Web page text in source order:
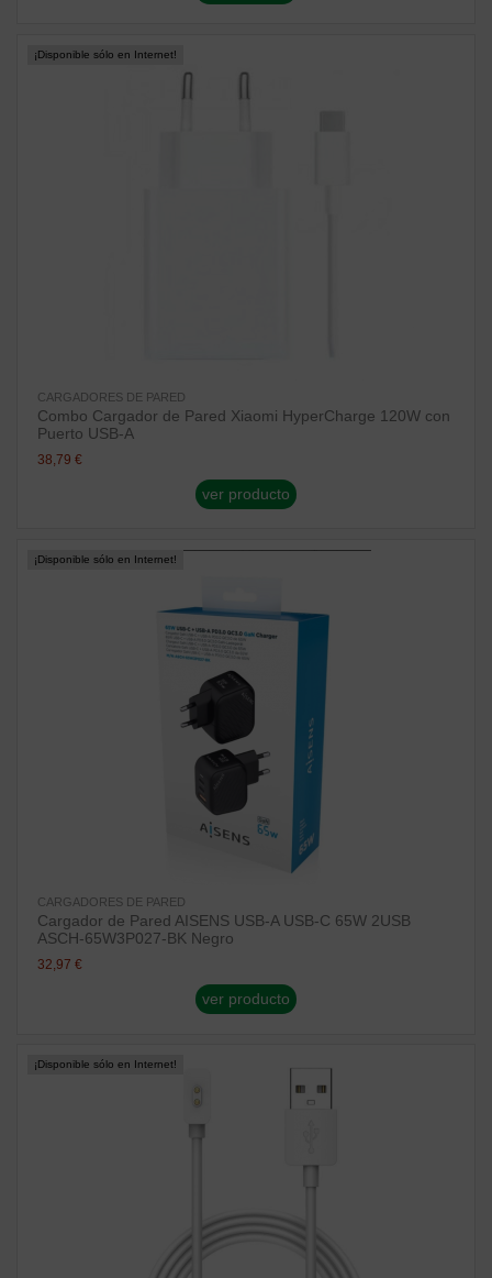
¡Disponible sólo en Internet!
CARGADORES DE PARED
Combo Cargador de Pared Xiaomi HyperCharge 120W con
Puerto USB-A
38,79 €
ver producto
¡Disponible sólo en Internet!
CARGADORES DE PARED
Cargador de Pared AISENS USB-A USB-C 65W 2USB
ASCH-65W3P027-BK Negro
32,97 €
ver producto
¡Disponible sólo en Internet!